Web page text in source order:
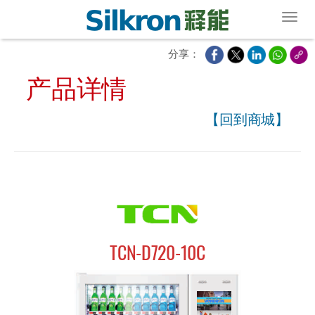
分享：
产品详情
【回到商城】
TCN-D720-10C